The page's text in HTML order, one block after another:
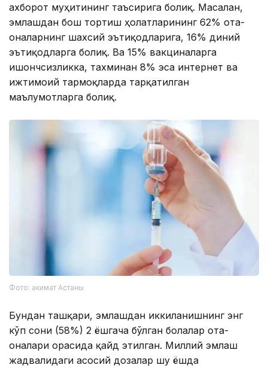
ахборот муҳитининг таъсирига боғлиқ. Масалан,
эмлашдан бош тортиш ҳолатларининг 62% ота-
оналарнинг шахсий эътиқодларига, 16% диний
эътиқодларга боғлиқ. Ва 15% вакциналарга
ишончсизликка, тахминан 8% эса интернет ва
ижтимоий тармоқларда тарқатилган
маълумотларга боғлиқ.
Фото: акимат Астаны
Бундан ташқари, эмлашдан иккиланишнинг энг
кўп сони (58%) 2 ёшгача бўлган болалар ота-
оналари орасида қайд этилган. Миллий эмлаш
жадвалидаги асосий дозалар шу ёшда